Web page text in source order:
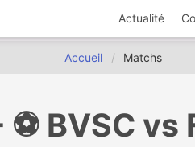
Actualité
Accueil Matchs
BVSC vs